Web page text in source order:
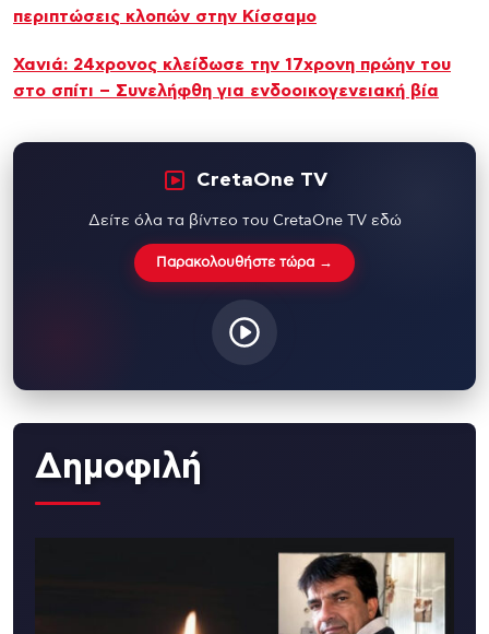
περιπτώσεις κλοπών στην Κίσσαμο
Χανιά: 24χρονος κλείδωσε την 17χρονη πρώην του
στο σπίτι – Συνελήφθη για ενδοοικογενειακή βία
CretaOne TV
Δείτε όλα τα βίντεο του CretaOne TV εδώ
Παρακολουθήστε τώρα →
Δημοφιλή